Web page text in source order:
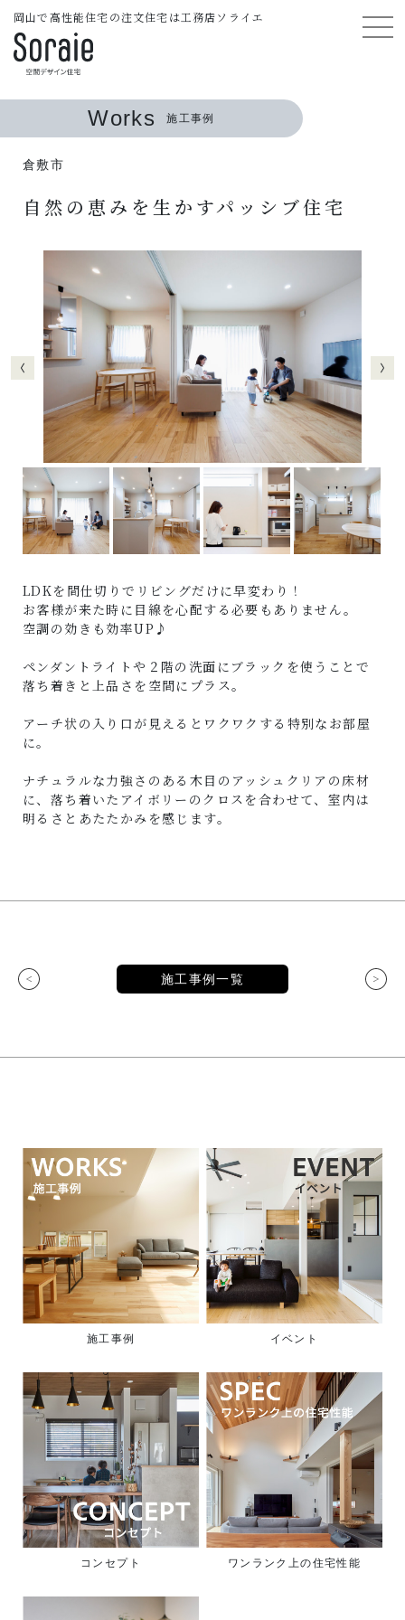
岡山で高性能住宅の注文住宅は工務店ソライエ
Works 施工事例
倉敷市
自然の恵みを生かすパッシブ住宅
LDKを間仕切りでリビングだけに早変わり！
お客様が来た時に目線を心配する必要もありません。
空調の効きも効率UP♪
ペンダントライトや２階の洗面にブラックを使うことで
落ち着きと上品さを空間にプラス。
アーチ状の入り口が見えるとワクワクする特別なお部屋
に。
ナチュラルな力強さのある木目のアッシュクリアの床材
に、落ち着いたアイボリーのクロスを合わせて、室内は
明るさとあたたかみを感じます。
施工事例一覧
施工事例 イベント
コンセプト ワンランク上の住宅性能